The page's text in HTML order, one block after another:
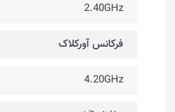
2.40GHz
فرکانس آورکلاک
4.20GHz